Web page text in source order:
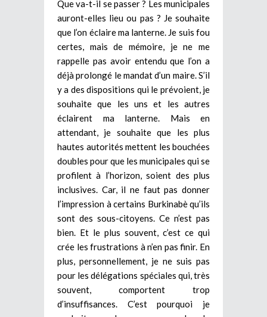
Que va-t-il se passer ? Les municipales
auront-elles lieu ou pas ? Je souhaite
que l’on éclaire ma lanterne. Je suis fou
certes, mais de mémoire, je ne me
rappelle pas avoir entendu que l’on a
déjà prolongé le mandat d’un maire. S’il
y a des dispositions qui le prévoient, je
souhaite que les uns et les autres
éclairent ma lanterne. Mais en
attendant, je souhaite que les plus
hautes autorités mettent les bouchées
doubles pour que les municipales qui se
profilent à l’horizon, soient des plus
inclusives. Car, il ne faut pas donner
l’impression à certains Burkinabè qu’ils
sont des sous-citoyens. Ce n’est pas
bien. Et le plus souvent, c’est ce qui
crée les frustrations à n’en pas finir. En
plus, personnellement, je ne suis pas
pour les délégations spéciales qui, très
souvent, comportent trop
d’insuffisances. C’est pourquoi je